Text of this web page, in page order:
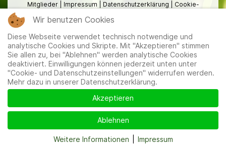
Mitglieder Impressum Datenschutzerklärung
Cookie-
Wir benutzen Cookies
Diese Webseite verwendet technisch notwendige und
analytische Cookies und Skripte. Mit "Akzeptieren" stimmen
Sie allen zu, bei "Ablehnen" werden analytische Cookies
deaktiviert. Einwilligungen können jederzeit unten unter
"Cookie- und Datenschutzeinstellungen" widerrufen werden.
Mehr dazu in unserer Datenschutzerklärung.
Akzeptieren
Ablehnen
Weitere Informationen Impressum